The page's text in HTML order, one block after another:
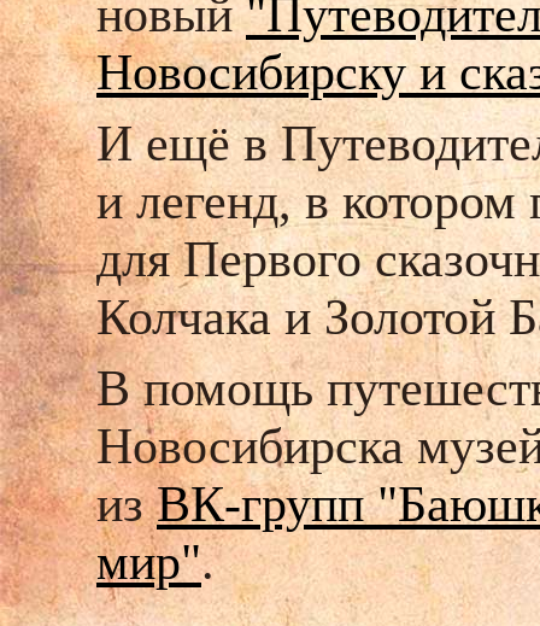
новый
Новосибирску и
И ещё в
и легенд, в котором
для Первого
Колчака и Золотой
В помощь
Новосибирска
изВК-групп
мир".